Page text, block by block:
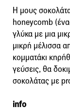
Η μους
honeycomb
γλύκα με μια
μικρή μέλισσα
κομματάκι
γεύσεις, θα
σοκολάτας με
info